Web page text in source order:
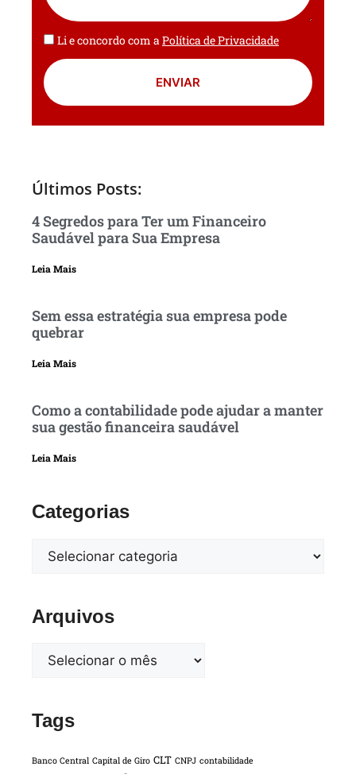
Li e concordo com a Política de Privacidade
ENVIAR
Últimos Posts:
4 Segredos para Ter um Financeiro
Saudável para Sua Empresa
Leia Mais
Sem essa estratégia sua empresa pode
quebrar
Leia Mais
Como a contabilidade pode ajudar a manter
sua gestão financeira saudável
Leia Mais
Categorias
Arquivos
Tags
Banco Central Capital de Giro CLT CNPJ contabilidade